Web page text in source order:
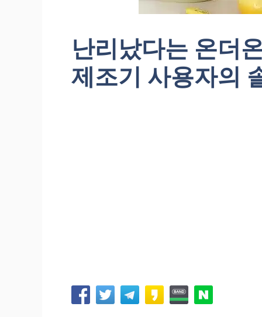
난리났다는 온더
제조기 사용자의